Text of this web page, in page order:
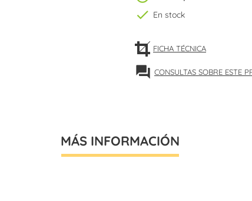
check En stock
FICHA TÉCNICA
forum CONSULTAS SOBRE ESTE
MÁS INFORMACIÓN